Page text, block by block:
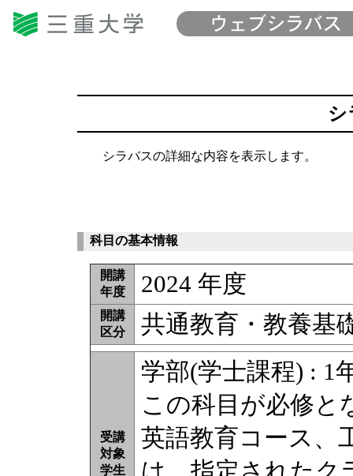
シ
シラバスの詳細な内容を表示します。
科目の基本情報
開講
年度
2024 年度
開講
区分
共通教育・教養基
受講
対象
学生
学部(学士課程) : 1
この科目が必修と
英語教育コース、